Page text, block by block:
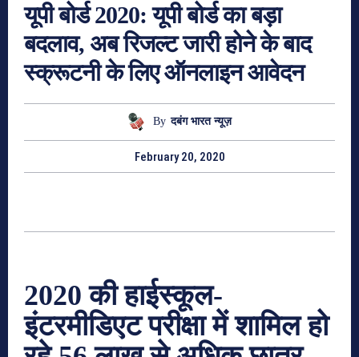
यूपी बोर्ड 2020: यूपी बोर्ड का बड़ा
बदलाव, अब रिजल्ट जारी होने के बाद
स्क्रूटनी के लिए ऑनलाइन आवेदन
By दबंग भारत न्यूज़
February 20, 2020
2020 की हाईस्कूल-
इंटरमीडिएट परीक्षा में शामिल हो